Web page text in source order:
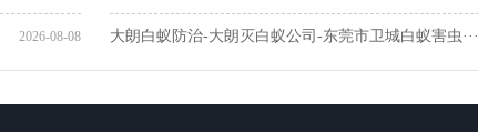
2026-08-08 大朗白蚁防治-大朗灭白蚁公司-东莞市卫城白蚁害虫···